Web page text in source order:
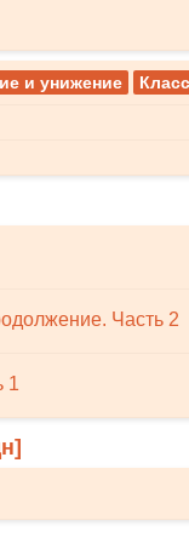
и унижение
Часть 2
1